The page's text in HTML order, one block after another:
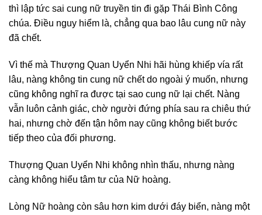
thì lập tức sai cung nữ truyền tin đi gặp Thái Bình Công
chúa. Điều nguy hiểm là, chẳng qua bao lâu cung nữ này
đã chết.
Vì thế mà Thượng Quan Uyển Nhi hãi hùng khiếp vía rất
lâu, nàng không tin cung nữ chết do ngoài ý muốn, nhưng
cũng không nghĩ ra được tại sao cung nữ lại chết. Nàng
vẫn luôn cảnh giác, chờ người đứng phía sau ra chiêu thứ
hai, nhưng chờ đến tận hôm nay cũng không biết bước
tiếp theo của đối phương.
Thượng Quan Uyển Nhi không nhìn thấu, nhưng nàng
càng không hiểu tâm tư của Nữ hoàng.
Lòng Nữ hoàng còn sâu hơn kim dưới đáy biển, nàng một